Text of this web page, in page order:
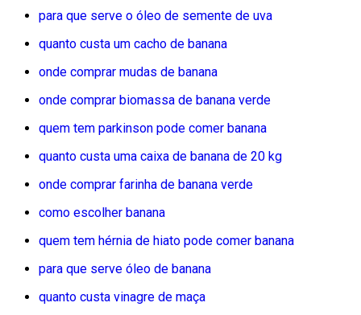
para que serve o óleo de semente de uva
quanto custa um cacho de banana
onde comprar mudas de banana
onde comprar biomassa de banana verde
quem tem parkinson pode comer banana
quanto custa uma caixa de banana de 20 kg
onde comprar farinha de banana verde
como escolher banana
quem tem hérnia de hiato pode comer banana
para que serve óleo de banana
quanto custa vinagre de maça